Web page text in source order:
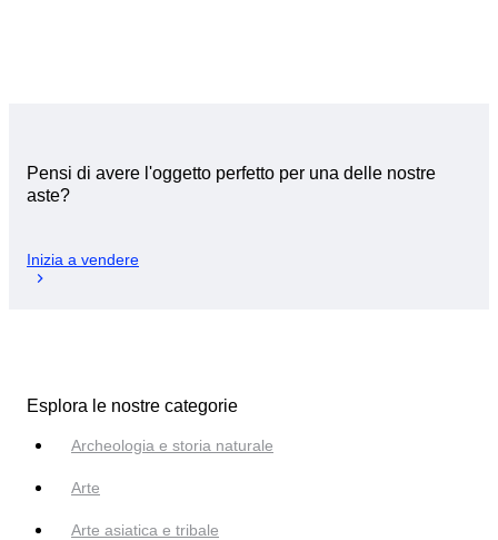
Pensi di avere l'oggetto perfetto per una delle nostre
aste?
Inizia a vendere
Esplora le nostre categorie
Archeologia e storia naturale
Arte
Arte asiatica e tribale